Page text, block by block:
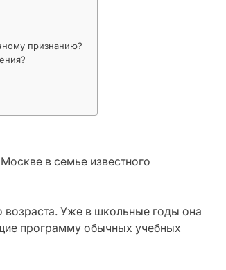
признанию?
в семье известного
возраста. Уже в школьные годы она
программу обычных учебных